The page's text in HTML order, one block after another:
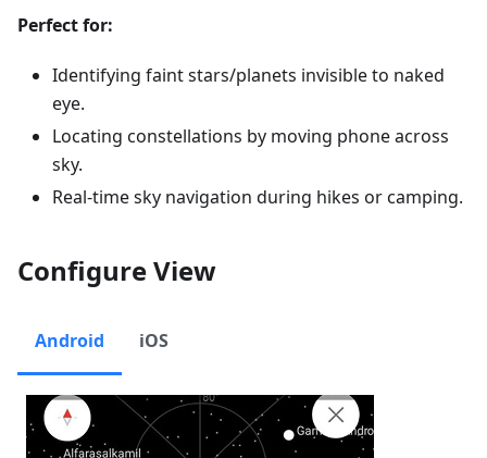
Perfect for:
Identifying faint stars/planets invisible to naked
eye.
Locating constellations by moving phone across
sky.
Real-time sky navigation during hikes or camping.
Configure View
Android iOS